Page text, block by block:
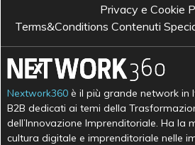
Privacy e Cookie
Terms&Conditions Contenuti
Nextwork360 è il più grande network
B2B dedicati ai temi della
dell’Innovazione Imprenditoriale. Ha la
cultura digitale e imprenditoriale nelle